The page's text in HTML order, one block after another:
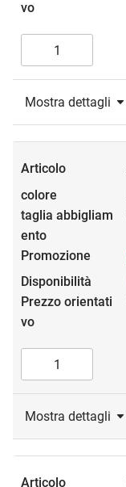
Mostra dettagli
Mostra dettagli